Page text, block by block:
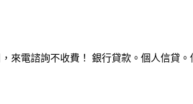
來電諮詢不收費！ 銀行貸款。個人信貸